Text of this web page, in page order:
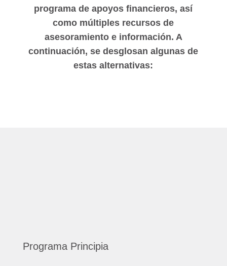
programa de apoyos financieros, así
como múltiples recursos de
asesoramiento e información. A
continuación, se desglosan algunas de
estas alternativas:
Programa Principia